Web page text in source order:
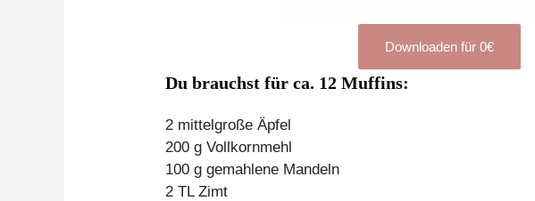
Downloaden für 0€
Du brauchst für ca. 12 Muffins:
2 mittelgroße Äpfel
200 g Vollkornmehl
100 g gemahlene Mandeln
2 TL Zimt